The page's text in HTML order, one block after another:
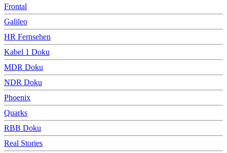
Frontal
Galileo
HR Fernsehen
Kabel 1 Doku
MDR Doku
NDR Doku
Phoenix
Quarks
RBB Doku
Real Stories